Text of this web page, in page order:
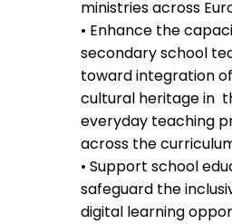
ministries across
• Enhance the
secondary school
toward integration
cultural heritage in
everyday teaching
across the
• Support school
safeguard the
digital learning